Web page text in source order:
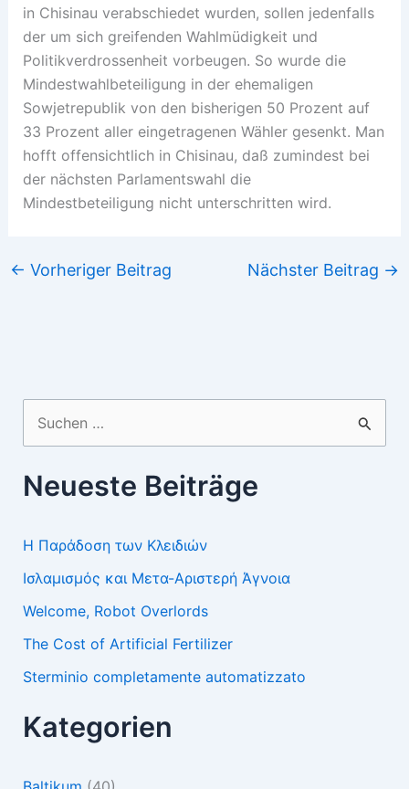
in Chisinau verabschiedet wurden, sollen jedenfalls
der um sich greifenden Wahlmüdigkeit und
Politikverdrossenheit vorbeugen. So wurde die
Mindestwahlbeteiligung in der ehemaligen
Sowjetrepublik von den bisherigen 50 Prozent auf
33 Prozent aller eingetragenen Wähler gesenkt. Man
hofft offensichtlich in Chisinau, daß zumindest bei
der nächsten Parlamentswahl die
Mindestbeteiligung nicht unterschritten wird.
← Vorheriger Beitrag Nächster Beitrag →
Suchen
nach:
Neueste Beiträge
Η Παράδοση των Κλειδιών
Ισλαμισμός και Μετα-Αριστερή Άγνοια
Welcome, Robot Overlords
The Cost of Artificial Fertilizer
Sterminio completamente automatizzato
Kategorien